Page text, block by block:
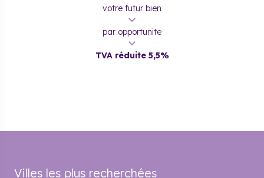
votre futur bien
par opportunite
TVA réduite 5,5%
Villes les plus recherchées